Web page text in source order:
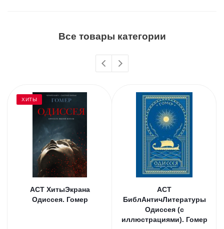
Все товары категории
ХИТЫ
АСТ ХитыЭкрана
Одиссея. Гомер
АСТ
БиблАнтичЛитературы
Одиссея (с
иллюстрациями). Гомер